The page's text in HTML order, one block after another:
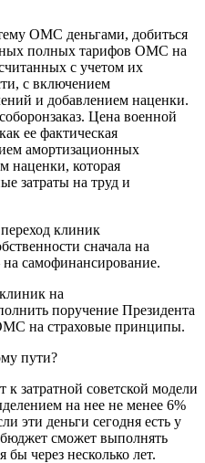
ОМС деньгами, добиться
полных тарифов ОМС на
с учетом их
с включением
и добавлением наценки.
Цена военной
ее фактическая
амортизационных
наценки, которая
затраты на труд и
клиник
сначала на
на самофинансирование.
на
поручение Президента
на страховые принципы.
пути?
затратной советской модели
на нее не менее 6%
эти деньги сегодня есть у
бюджет сможет выполнять
бы через несколько лет.